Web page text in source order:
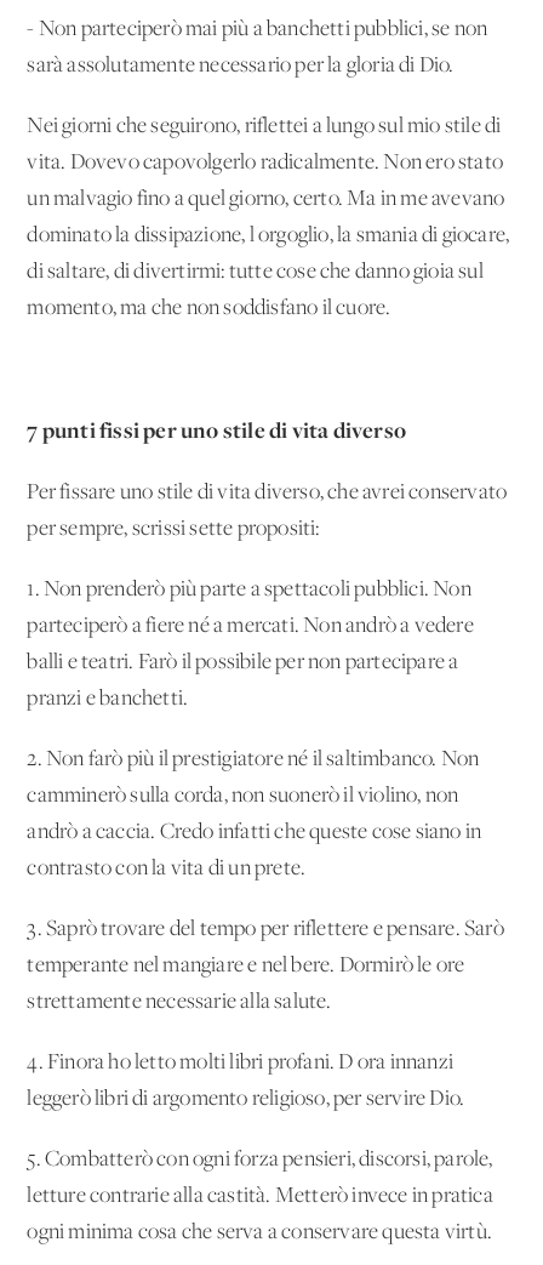
- Non parteciperò mai più a banchetti pubblici, se non
sarà assolutamente necessario per la gloria di Dio.
Nei giorni che seguirono, riflettei a lungo sul mio stile di
vita. Dovevo capovolgerlo radicalmente. Non ero stato
un malvagio fino a quel giorno, certo. Ma in me avevano
dominato la dissipazione, l'orgoglio, la smania di giocare,
di saltare, di divertirmi: tutte cose che danno gioia sul
momento, ma che non soddisfano il cuore.
7 punti fissi per uno stile di vita diverso
Per fissare uno stile di vita diverso, che avrei conservato
per sempre, scrissi sette propositi:
1. Non prenderò più parte a spettacoli pubblici. Non
parteciperò a fiere né a mercati. Non andrò a vedere
balli e teatri. Farò il possibile per non partecipare a
pranzi e banchetti.
2. Non farò più il prestigiatore né il saltimbanco. Non
camminerò sulla corda, non suonerò il violino, non
andrò a caccia. Credo infatti che queste cose siano in
contrasto con la vita di un prete.
3. Saprò trovare del tempo per riflettere e pensare. Sarò
temperante nel mangiare e nel bere. Dormirò le ore
strettamente necessarie alla salute.
4. Finora ho letto molti libri profani. D'ora innanzi
leggerò libri di argomento religioso, per servire Dio.
5. Combatterò con ogni forza pensieri, discorsi, parole,
letture contrarie alla castità. Metterò invece in pratica
ogni minima cosa che serva a conservare questa virtù.